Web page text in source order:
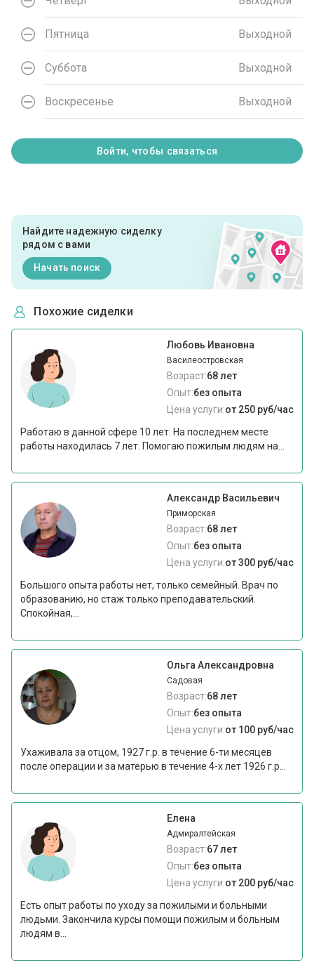
Пятница Выходной
Суббота Выходной
Воскресенье Выходной
Войти, чтобы связаться
Найдите надежную сиделку
рядом с вами
Начать поиск
Похожие сиделки
Любовь Ивановна
Василеостровская
Возраст:68 лет
Опыт:без опыта
Цена услуги:от 250 руб/час
Работаю в данной сфере 10 лет. На последнем месте
работы находилась 7 лет. Помогаю пожилым людям на...
Александр Васильевич
Приморская
Возраст:68 лет
Опыт:без опыта
Цена услуги:от 300 руб/час
Большого опыта работы нет, только семейный. Врач по
образованию, но стаж только преподавательский.
Спокойная,...
Ольга Александровна
Садовая
Возраст:68 лет
Опыт:без опыта
Цена услуги:от 100 руб/час
Ухаживала за отцом, 1927 г.р. в течение 6-ти месяцев
после операции и за матерью в течение 4-х лет 1926 г.р...
Елена
Адмиралтейская
Возраст:67 лет
Опыт:без опыта
Цена услуги:от 200 руб/час
Есть опыт работы по уходу за пожилыми и больными
людьми. Закончила курсы помощи пожилым и больным
людям в...